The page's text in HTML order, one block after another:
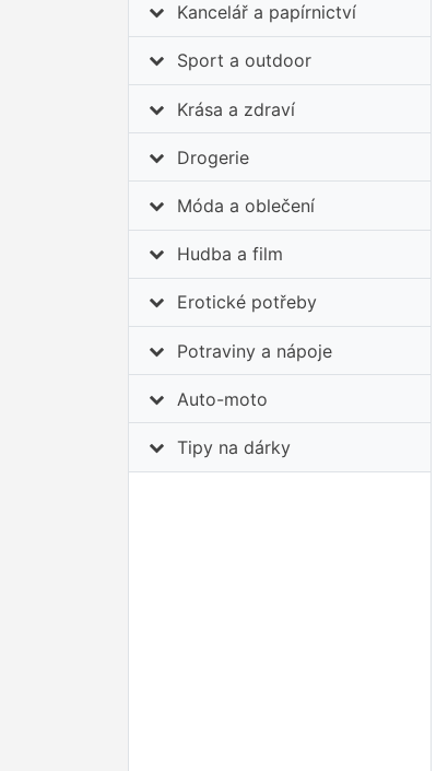
Kancelář a papírnictví
Sport a outdoor
Krása a zdraví
Drogerie
Móda a oblečení
Hudba a film
Erotické potřeby
Potraviny a nápoje
Auto-moto
Tipy na dárky